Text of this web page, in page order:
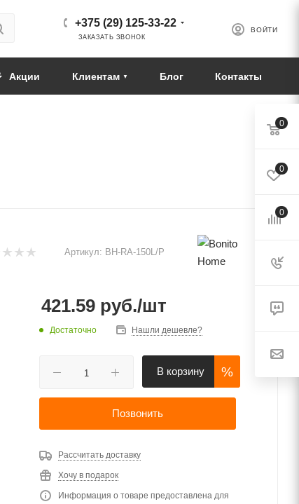
ВОЙТИ
+375 (29) 125-33-22
ЗАКАЗАТЬ ЗВОНОК
Акции Клиентам Блог Контакты
Артикул: BH-RA-150L/P
421.59 руб./шт
Достаточно Нашли дешевле?
В корзину %
Позвонить
Рассчитать доставку
Хочу в подарок
Информация о товаре предоставлена для
0
0
0